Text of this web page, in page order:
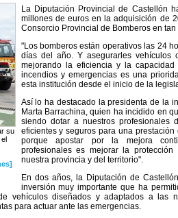
su
La Diputación Provincial de Castellón
millones de euros en la adquisición de
Consorcio Provincial de Bomberos en
"Los bomberos están operativos las 24
días del año. Y asegurarles vehículos
mejorando la eficiencia y la capacidad
incendios y emergencias es una
esta institución desde el inicio de la
Así lo ha destacado la presidenta de la
Marta Barrachina, quien ha incidido en
siendo dotar a nuestros profesionales
eficientes y seguros para una prestación
porque apostar por la mejora
profesionales es mejorar la
nuestra provincia y del territorio".
En dos años, la Diputación de
inversión muy importante que ha
vehículos diseñados y adaptados a las
para actuar ante las emergencias.